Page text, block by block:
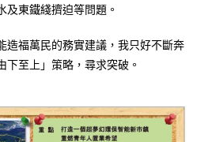
及東鐵綫擠迫等問題。
造福萬民的務實建議，我只好不斷奔
下至上」策略，尋求突破。